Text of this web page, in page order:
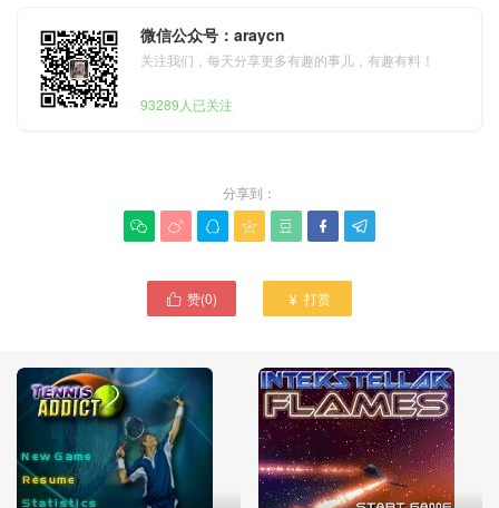
微信公众号：araycn
关注我们，每天分享更多有趣的事儿，有趣有料！
93289人已关注
分享到：
      
 赞(0)  打赏